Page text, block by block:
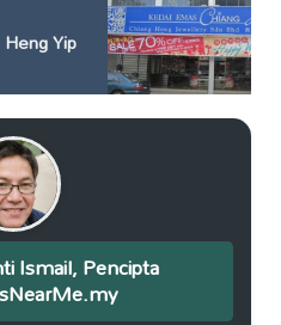
Yip
Ismail, Pencipta